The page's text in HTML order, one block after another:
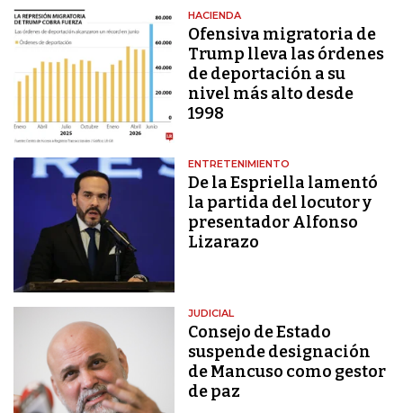
HACIENDA
Ofensiva migratoria de
Trump lleva las órdenes
de deportación a su
nivel más alto desde
1998
ENTRETENIMIENTO
De la Espriella lamentó
la partida del locutor y
presentador Alfonso
Lizarazo
JUDICIAL
Consejo de Estado
suspende designación
de Mancuso como gestor
de paz